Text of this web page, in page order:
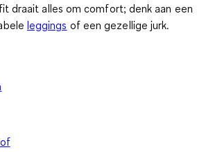
draait alles om comfort; denk aan een
leggings of een gezellige jurk.